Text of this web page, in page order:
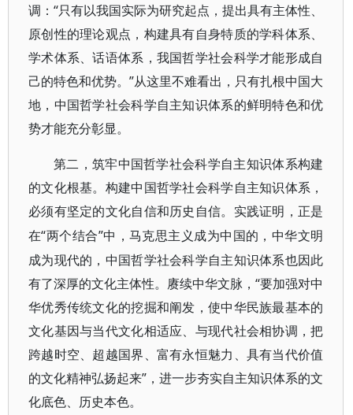
调：“只有以我国实际为研究起点，提出具有主体性、
原创性的理论观点，构建具有自身特质的学科体系、
学术体系、话语体系，我国哲学社会科学才能形成自
己的特色和优势。”从这里不难看出，只有扎根中国大
地，中国哲学社会科学自主知识体系的鲜明特色和优
势才能充分彰显。
第二，筑牢中国哲学社会科学自主知识体系构建
的文化根基。构建中国哲学社会科学自主知识体系，
必须有坚定的文化自信和历史自信。实践证明，正是
在“两个结合”中，马克思主义成为中国的，中华文明
成为现代的，中国哲学社会科学自主知识体系也因此
有了深厚的文化主体性。赓续中华文脉，“要加强对中
华优秀传统文化的挖掘和阐发，使中华民族最基本的
文化基因与当代文化相适应、与现代社会相协调，把
跨越时空、超越国界、富有永恒魅力、具有当代价值
的文化精神弘扬起来”，进一步夯实自主知识体系的文
化底色、历史本色。